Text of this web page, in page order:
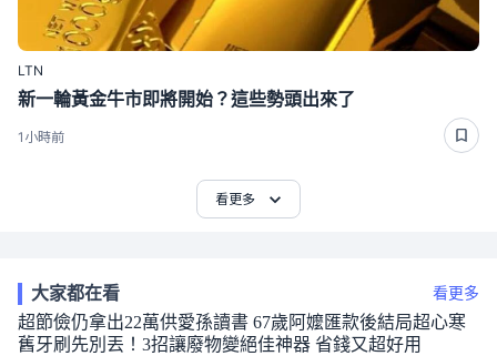
LTN
新一輪黃金牛市即將開始？這些勢頭出來了
1小時前
看更多
大家都在看 看更多
超節儉仍拿出22萬供愛孫讀書 67歲阿嬤匯款後結局超心寒
舊牙刷先別丟！3招讓廢物變絕佳神器 省錢又超好用